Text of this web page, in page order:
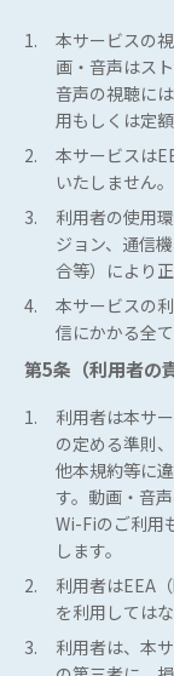
1.
本サービスの
画・音声はス
音声の視聴に
用もしくは定
2.
本サービスは
いたしません。
3.
利用者の使用
ジョン、通信
合等）により
4.
本サービスの
信にかかる全
第5条（利用者の
1.
利用者は本サ
の定める準則
他本規約等に
す。動画・音
Wi-Fiのご利用
します。
2.
利用者はEEA
を利用しては
3.
利用者は、本